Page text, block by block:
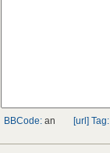
BBCode: an [url] Tag: